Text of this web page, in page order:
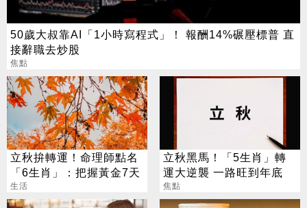
50歲大叔靠AI「1小時寫程式」！ 報酬14%碾壓標普 直
接辭職去炒股
焦點
立秋拚轉運！命理師點名
「6生肖」：把握黃金7天
生活
立秋黑馬！「5生肖」轉
運大逆襲 一路旺到年底
焦點